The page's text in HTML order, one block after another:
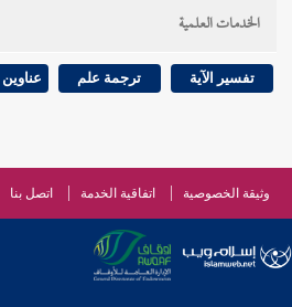
الخدمات العلمية
تفسير الآية ترجمة علم
وثيقة الخصوصية اتفاقية الخدمة اتصل بنا